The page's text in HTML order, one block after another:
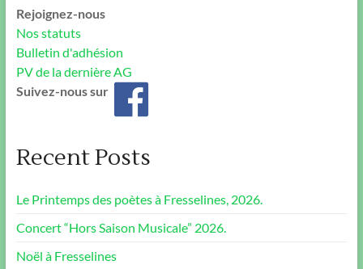
Rejoignez-nous
Nos statuts
Bulletin d'adhésion
PV de la dernière AG
Suivez-nous sur
Recent Posts
Le Printemps des poètes à Fresselines, 2026.
Concert “Hors Saison Musicale” 2026.
Noël à Fresselines